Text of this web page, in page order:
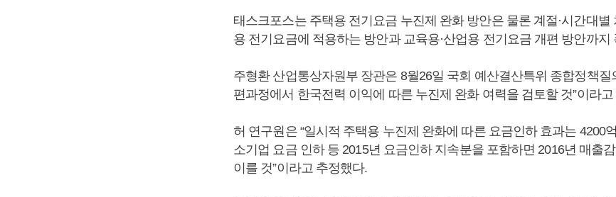
태스크포스는 주택용 전기요금 누진제 완화 방안은 물론 계절·시간대별
용 전기요금에 적용하는 방안과 교육용·산업용 전기요금 개편 방안까지
주형환 산업통상자원부 장관은 8월26일 국회 예산결산특위 종합정책질
편과정에서 한국전력 이익에 따른 누진제 완화 여력을 검토할 것”이라고
허 연구원은 “일시적 주택용 누진제 완화에 따른 요금인하 효과는 4200
소기업 요금 인하 등 2015년 요금인하 지속분을 포함하면 2016년 매출
이를 것”이라고 추정했다.